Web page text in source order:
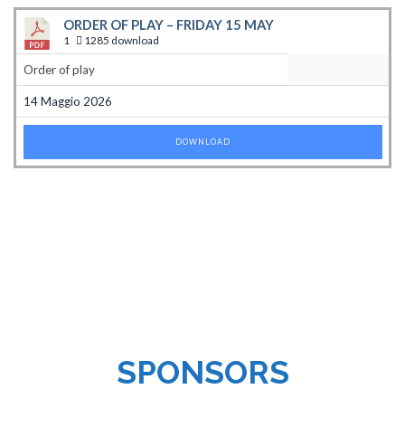
ORDER OF PLAY – FRIDAY 15 MAY
1 1285 download
Order of play
14 Maggio 2026
DOWNLOAD
SPONSORS